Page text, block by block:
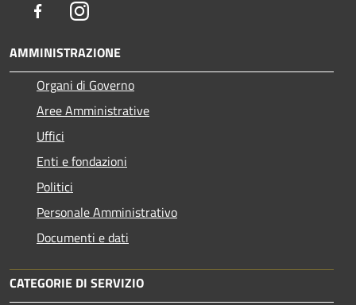
FacebookInstagram
AMMINISTRAZIONE
Organi di Governo
Aree Amministrative
Uffici
Enti e fondazioni
Politici
Personale Amministrativo
Documenti e dati
CATEGORIE DI SERVIZIO